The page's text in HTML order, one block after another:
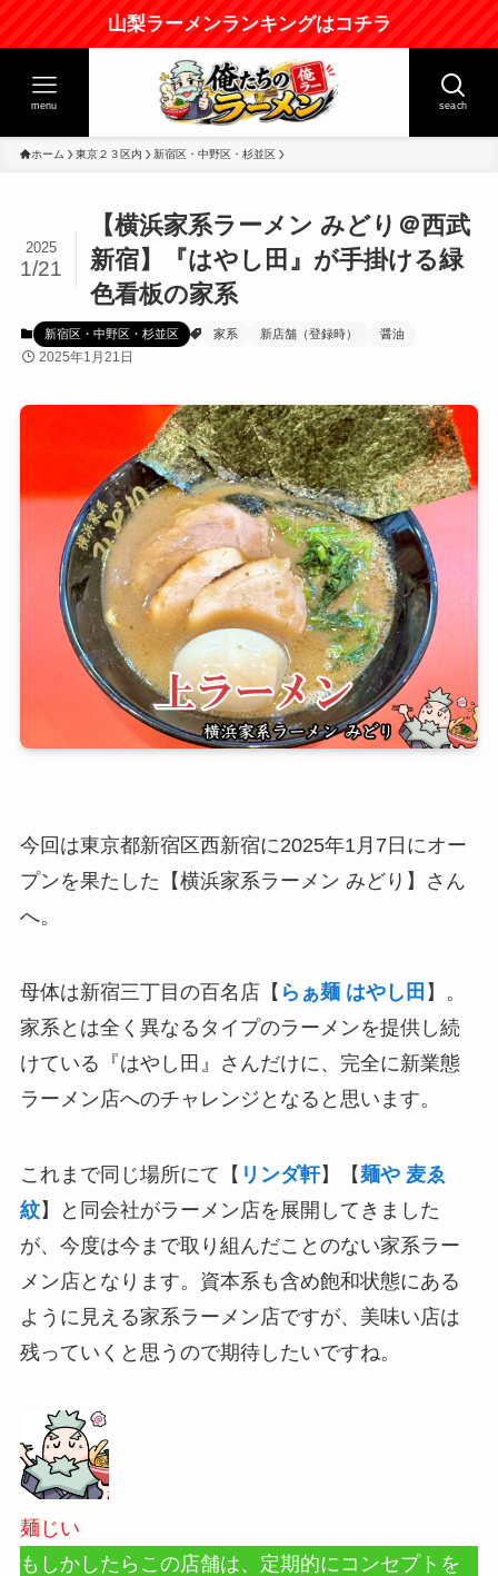
山梨ラーメンランキングはコチラ
seach
menu
ホーム 東京２３区内 新宿区・中野区・杉並区
【横浜家系ラーメン みどり＠西武
新宿】『はやし田』が手掛ける緑
色看板の家系
2025
1/21
新宿区・中野区・杉並区 家系 新店舗（登録時） 醤油
2025年1月21日
今回は東京都新宿区西新宿に2025年1月7日にオー
プンを果たした【横浜家系ラーメン みどり】さん
へ。
母体は新宿三丁目の百名店【 らぁ麺 はやし田 】。
家系とは全く異なるタイプのラーメンを提供し続
けている『はやし田』さんだけに、完全に新業態
ラーメン店へのチャレンジとなると思います。
これまで同じ場所にて【 リンダ軒】【麺や 麦ゑ
紋】と同会社がラーメン店を展開してきました
が、今度は今まで取り組んだことのない家系ラー
メン店となります。資本系も含め飽和状態にある
ように見える家系ラーメン店ですが、美味い店は
残っていくと思うので期待したいですね。
麺じい
もしかしたらこの店舗は、定期的にコンセプトを